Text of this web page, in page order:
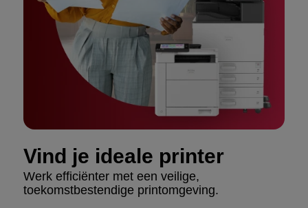
Vind je ideale printer
Werk efficiënter met een veilige,
toekomstbestendige printomgeving.